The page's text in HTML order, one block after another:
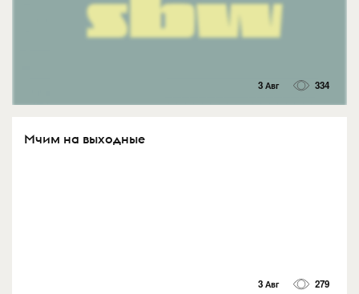
3 Авг 334
Мчим на выходные
3 Авг 279